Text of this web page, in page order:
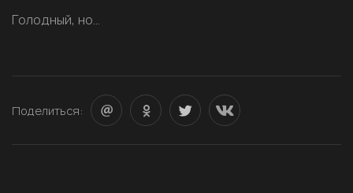
Голодный, но…
Поделиться: